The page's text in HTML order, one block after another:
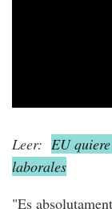
Leer: EU
laborales
"Es